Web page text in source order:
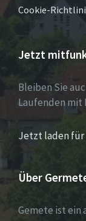
Cookie-
Jetzt
Bleiben Sie
Laufenden mit
Jetzt laden für
Über
Gemete ist ein